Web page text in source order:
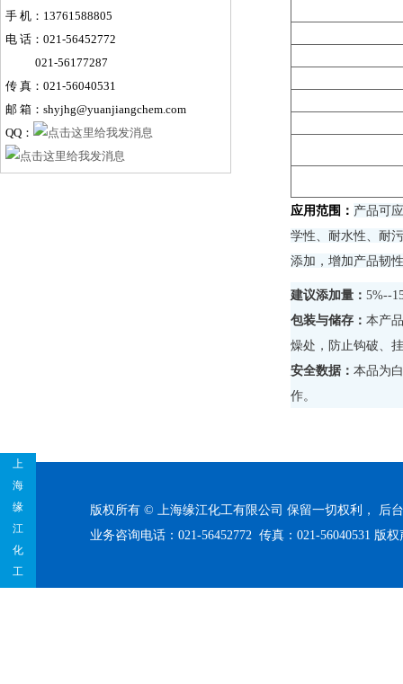
手 机 ： 13761588805
电 话：021-56452772
021-56177287
传 真：021-56040531
邮 箱：shyjhg@yuanjiangchem.com
QQ：
应用范围： 产品可
学性、耐水性、耐
添加，增加产品韧
建议添加量： 5%--
包装与储存： 本产
燥处，防止钩破、
安全数据： 本品为
作。
上
海
缘
江
化
工
版权所有 © 上海缘江化工有限公司 保留一切权利， 后
业务咨询电话：021-56452772 传真：021-56040531 版权